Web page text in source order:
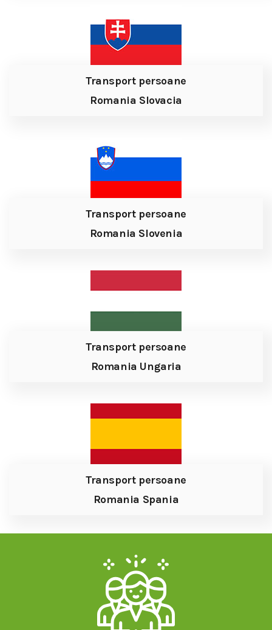
Transport persoane
Romania Slovacia
Transport persoane
Romania Slovenia
Transport persoane
Romania Ungaria
Transport persoane
Romania Spania